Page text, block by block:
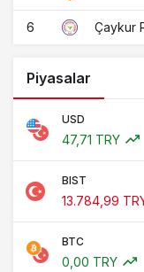
6 Çaykur
Piyasalar
USD
47,71 TRY
BIST
13.784,99
BTC
0,00 TRY